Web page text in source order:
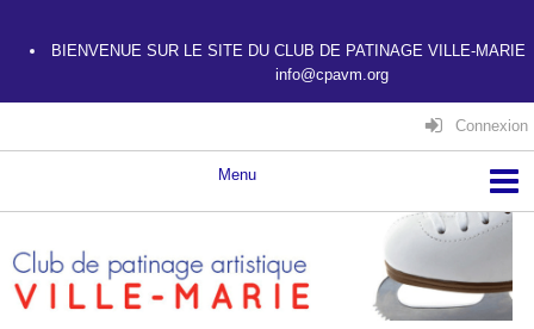
BIENVENUE SUR LE SITE DU CLUB DE PATINAGE VILLE-MARIE
info@cpavm.org
Connexion